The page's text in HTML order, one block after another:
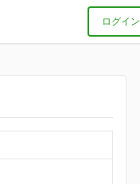
ログイン